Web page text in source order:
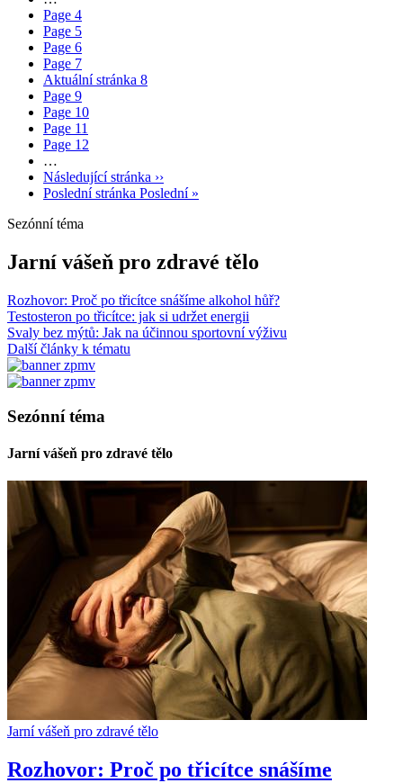
Page 4
Page 5
Page 6
Page 7
Aktuální stránka 8
Page 9
Page 10
Page 11
Page 12
…
Následující stránka ››
Poslední stránka Poslední »
Sezónní téma
Jarní vášeň pro zdravé tělo
Rozhovor: Proč po třicítce snášíme alkohol hůř?
Testosteron po třicítce: jak si udržet energii
Svaly bez mýtů: Jak na účinnou sportovní výživu
Další články k tématu
Sezónní téma
Jarní vášeň pro zdravé tělo
Jarní vášeň pro zdravé tělo
Rozhovor: Proč po třicítce snášíme